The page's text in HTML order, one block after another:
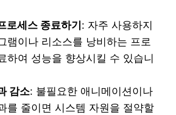
로세스 종료하기 : 자주 사용하지
램이나 리소스를 낭비하는 프로
하여 성능을 향상시킬 수 있습니
감소: 불필요한 애니메이션이나
를 줄이면 시스템 자원을 절약할